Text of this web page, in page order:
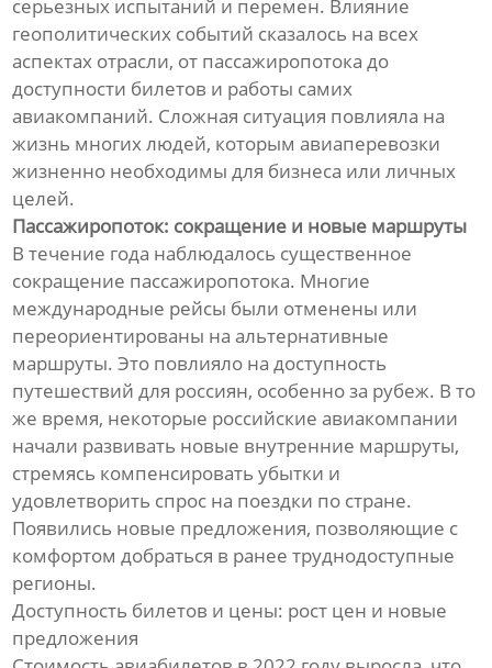
серьезных испытаний и перемен. Влияние
геополитических событий сказалось на всех
аспектах отрасли, от пассажиропотока до
доступности билетов и работы самих
авиакомпаний. Сложная ситуация повлияла на
жизнь многих людей, которым авиаперевозки
жизненно необходимы для бизнеса или личных
целей.
Пассажиропоток: сокращение и новые маршруты
В течение года наблюдалось существенное
сокращение пассажиропотока. Многие
международные рейсы были отменены или
переориентированы на альтернативные
маршруты. Это повлияло на доступность
путешествий для россиян, особенно за рубеж. В то
же время, некоторые российские авиакомпании
начали развивать новые внутренние маршруты,
стремясь компенсировать убытки и
удовлетворить спрос на поездки по стране.
Появились новые предложения, позволяющие с
комфортом добраться в ранее труднодоступные
регионы.
Доступность билетов и цены: рост цен и новые
предложения